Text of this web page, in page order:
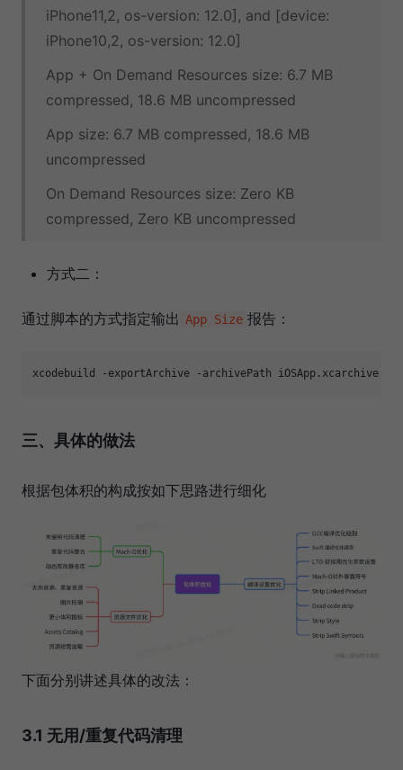
iPhone11,2, os-version: 12.0], and [device:
iPhone10,2, os-version: 12.0]
App + On Demand Resources size: 6.7 MB
compressed, 18.6 MB uncompressed
App size: 6.7 MB compressed, 18.6 MB
uncompressed
On Demand Resources size: Zero KB
compressed, Zero KB uncompressed
方式二：
通过脚本的方式指定输出 App Size 报告：
xcodebuild - exportArchive - archivePath iOSApp.xcarchive
三、具体的做法
根据包体积的构成按如下思路进行细化
下面分别讲述具体的改法：
3.1 无用/重复代码清理